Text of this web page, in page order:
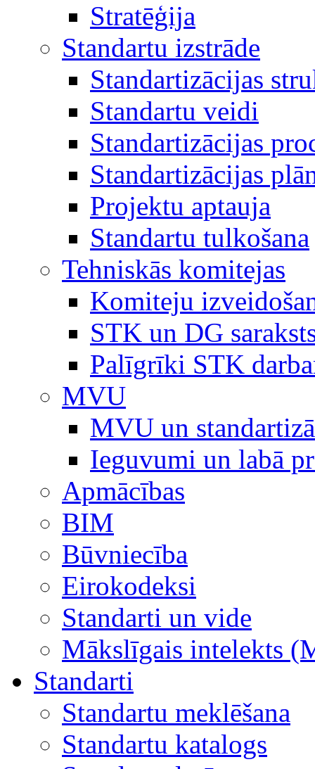
Stratēģija
Standartu izstrāde
Standartizācijas
Standartu veidi
Standartizācijas
Standartizācijas
Projektu aptauja
Standartu tulkošana
Tehniskās komitejas
Komiteju
STK un DG
Palīgrīki STK
MVU
MVU un
Ieguvumi un labā
Apmācības
BIM
Būvniecība
Eirokodeksi
Standarti un vide
Mākslīgais intelekts
Standarti
Standartu meklēšana
Standartu katalogs